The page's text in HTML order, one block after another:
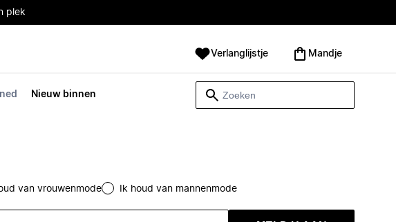
plek
Nieuw binnen
Verlanglijstje Mandje
van vrouwenmode Ik houd van mannenmode